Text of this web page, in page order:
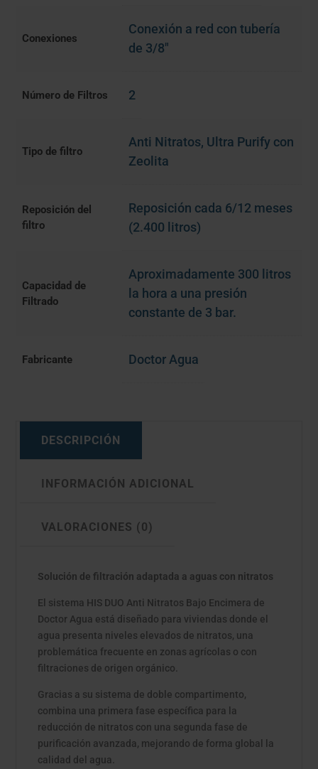
Conexiones
Conexión a red con tubería
de 3/8"
Número de Filtros 2
Tipo de filtro
Anti Nitratos, Ultra Purify con
Zeolita
Reposición del
filtro
Reposición cada 6/12 meses
(2.400 litros)
Capacidad de
Filtrado
Aproximadamente 300 litros
la hora a una presión
constante de 3 bar.
Fabricante Doctor Agua
DESCRIPCIÓN
INFORMACIÓN ADICIONAL
VALORACIONES (0)
Solución de filtración adaptada a aguas con nitratos
El sistema HIS DUO Anti Nitratos Bajo Encimera de
Doctor Agua está diseñado para viviendas donde el
agua presenta niveles elevados de nitratos, una
problemática frecuente en zonas agrícolas o con
filtraciones de origen orgánico.
Gracias a su sistema de doble compartimento,
combina una primera fase específica para la
reducción de nitratos con una segunda fase de
purificación avanzada, mejorando de forma global la
calidad del agua.